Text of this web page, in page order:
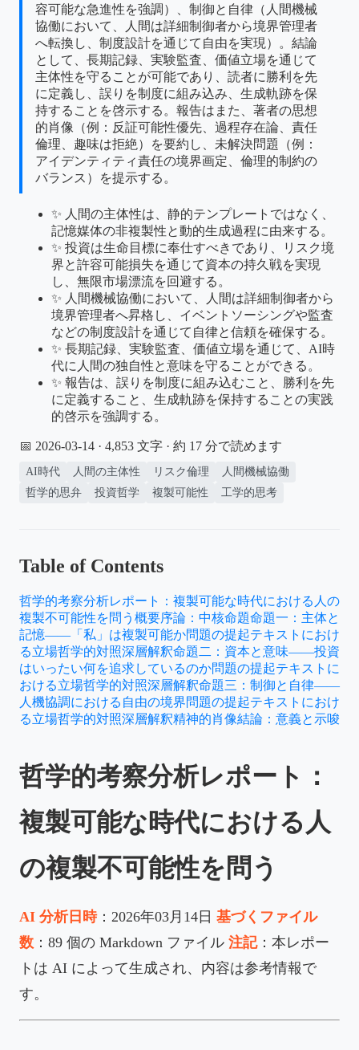
容可能な急進性を強調）、制御と自律（人間機械
協働において、人間は詳細制御者から境界管理者
へ転換し、制度設計を通じて自由を実現）。結論
として、長期記録、実験監査、価値立場を通じて
主体性を守ることが可能であり、読者に勝利を先
に定義し、誤りを制度に組み込み、生成軌跡を保
持することを啓示する。報告はまた、著者の思想
的肖像（例：反証可能性優先、過程存在論、責任
倫理、趣味は拒絶）を要約し、未解決問題（例：
アイデンティティ責任の境界画定、倫理的制約の
バランス）を提示する。
✨ 人間の主体性は、静的テンプレートではなく、
記憶媒体の非複製性と動的生成過程に由来する。
✨ 投資は生命目標に奉仕すべきであり、リスク境
界と許容可能損失を通じて資本の持久戦を実現
し、無限市場漂流を回避する。
✨ 人間機械協働において、人間は詳細制御者から
境界管理者へ昇格し、イベントソーシングや監査
などの制度設計を通じて自律と信頼を確保する。
✨ 長期記録、実験監査、価値立場を通じて、AI時
代に人間の独自性と意味を守ることができる。
✨ 報告は、誤りを制度に組み込むこと、勝利を先
に定義すること、生成軌跡を保持することの実践
的啓示を強調する。
📅 2026-03-14 · 4,853 文字 · 約 17 分で読めます
AI時代 人間の主体性 リスク倫理
人間機械協働
哲学的思弁
投資哲学 複製可能性 工学的思考
Table of Contents
哲学的考察分析レポート：複製可能な時代における人の
複製不可能性を問う 概要序論：中核命題命題一：主体と
記憶——「私」は複製可能か問題の提起テキストにおけ
る立場哲学的対照深層解釈命題二：資本と意味——投資
はいったい何を追求しているのか問題の提起テキストに
おける立場哲学的対照深層解釈命題三：制御と自律——
人機協調における自由の境界問題の提起テキストにおけ
る立場哲学的対照深層解釈精神的肖像結論：意義と示唆
哲学的考察分析レポート：
複製可能な時代における人
の複製不可能性を問う
AI 分析日時：2026年03月14日 基づくファイル
数 ：89 個の Markdown ファイル 注記：本レポー
トは AI によって生成され、内容は参考情報で
す。